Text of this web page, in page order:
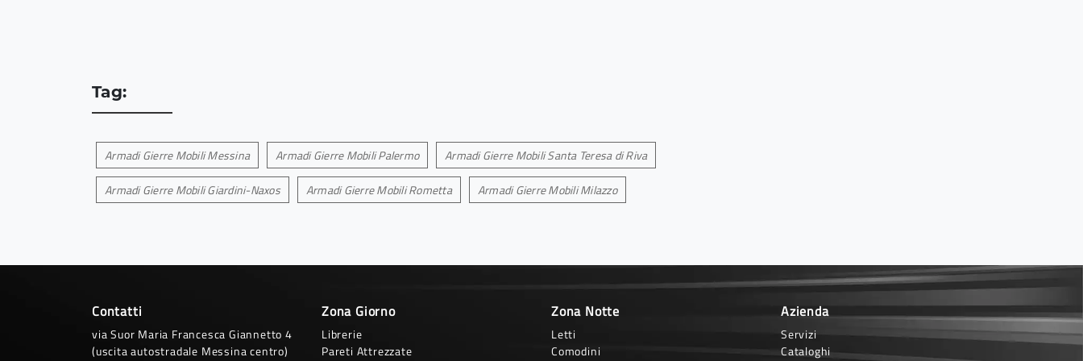
Tag:
Armadi Gierre Mobili Messina Armadi Gierre Mobili Palermo Armadi Gierre Mobili Santa Teresa di Riva
Armadi Gierre Mobili Giardini-Naxos Armadi Gierre Mobili Rometta Armadi Gierre Mobili Milazzo
Contatti
via Suor Maria Francesca Giannetto 4
(uscita autostradale Messina centro)
Zona Giorno
Librerie
Pareti Attrezzate
Zona Notte
Letti
Comodini
Azienda
Servizi
Cataloghi